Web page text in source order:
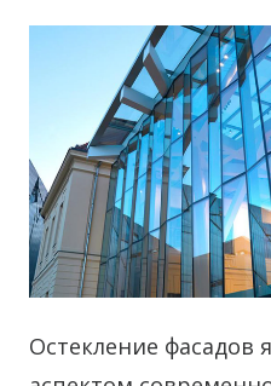
Остекление фасадов